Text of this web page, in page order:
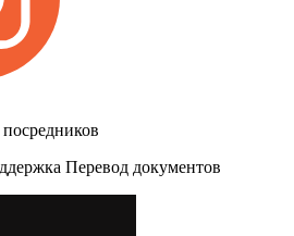
Перевод документов